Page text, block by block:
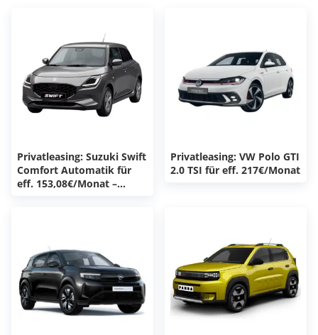
Privatleasing: Suzuki Swift
Comfort Automatik für
eff. 153,08€/Monat –
Privatleasing: VW Polo GTI
2.0 TSI für eff. 217€/Monat